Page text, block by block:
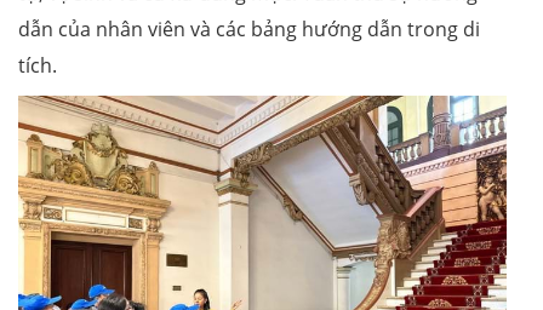
dẫn của nhân viên và các bảng hướng dẫn trong di
tích.